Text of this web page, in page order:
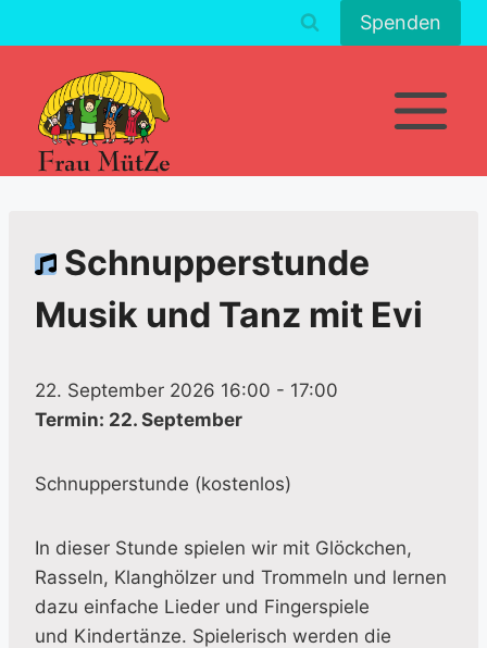
Inhalt
Spenden
Schnupperstunde
Musik und Tanz mit Evi
22. September 2026 16:00 - 17:00
Termin: 22. September
Schnupperstunde (kostenlos)
In dieser Stunde spielen wir mit Glöckchen,
Rasseln, Klanghölzer und Trommeln und lernen
dazu einfache Lieder und Fingerspiele
und Kindertänze. Spielerisch werden die